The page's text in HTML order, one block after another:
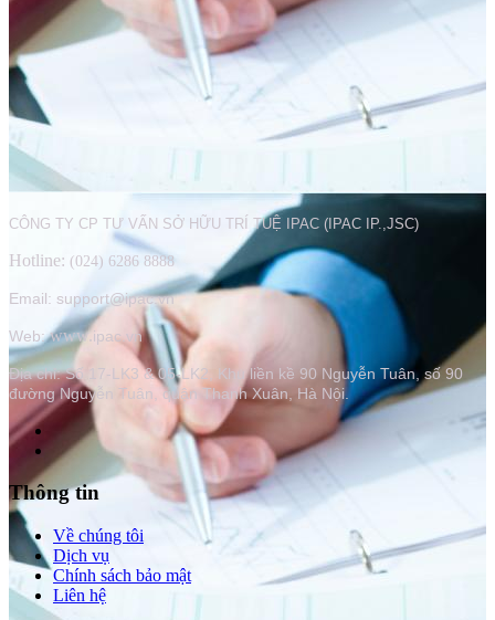
CÔNG TY CP TƯ VẤN SỞ HỮU TRÍ TUỆ IPAC (IPAC IP.,JSC)
Hotline: (024) 6286 8888
Email: support@ipac.vn
Web:www.ipac.vn
Địa chỉ:Số 17-LK3 & 05-LK2, Khu liền kề 90 Nguyễn Tuân, số 90
đường Nguyễn Tuân, quận Thanh Xuân, Hà Nội.
Thông tin
Về chúng tôi
Dịch vụ
Chính sách bảo mật
Liên hệ